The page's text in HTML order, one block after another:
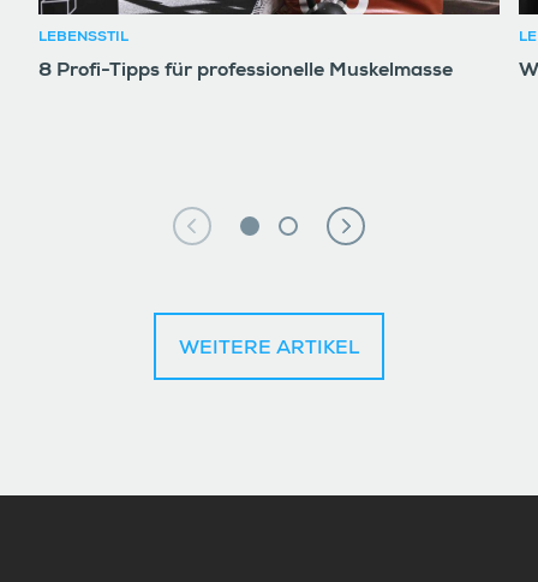
LEBENSSTIL
8 Profi-Tipps für professionelle Muskelmasse
WEITERE ARTIKEL